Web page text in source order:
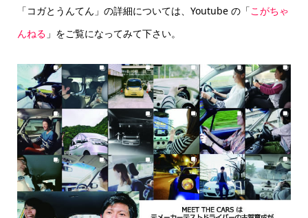
「コガとうんてん」の詳細については、Youtube の「こがちゃ
んねる 」をご覧になってみて下さい。